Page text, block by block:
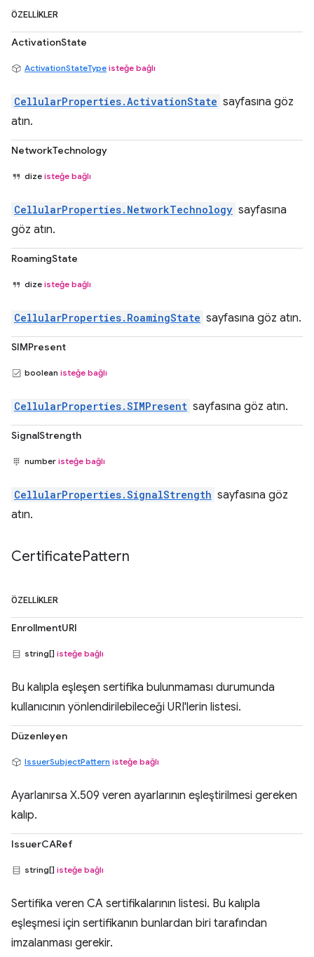
ÖZELLIKLER
ActivationState
ActivationStateType isteğe bağlı
CellularProperties.ActivationState sayfasına göz
atın.
NetworkTechnology
dize isteğe bağlı
CellularProperties.NetworkTechnology sayfasına
göz atın.
RoamingState
dize isteğe bağlı
CellularProperties.RoamingState sayfasına göz atın.
SIMPresent
boolean isteğe bağlı
CellularProperties.SIMPresent sayfasına göz atın.
SignalStrength
number isteğe bağlı
CellularProperties.SignalStrength sayfasına göz
atın.
CertificatePattern
ÖZELLIKLER
EnrollmentURI
string[] isteğe bağlı
Bu kalıpla eşleşen sertifika bulunmaması durumunda
kullanıcının yönlendirilebileceği URI'lerin listesi.
Düzenleyen
IssuerSubjectPattern isteğe bağlı
Ayarlanırsa X.509 veren ayarlarının eşleştirilmesi gereken
kalıp.
IssuerCARef
string[] isteğe bağlı
Sertifika veren CA sertifikalarının listesi. Bu kalıpla
eşleşmesi için sertifikanın bunlardan biri tarafından
imzalanması gerekir.